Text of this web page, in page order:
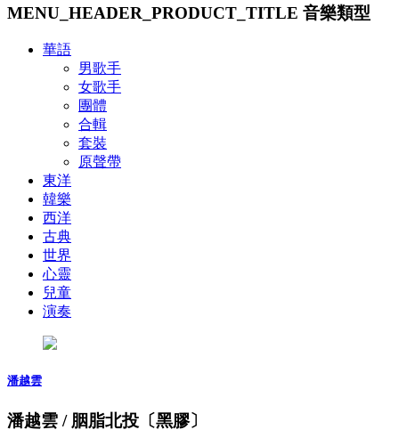
MENU_HEADER_PRODUCT_TITLE 音樂類型
華語
男歌手
女歌手
團體
合輯
套裝
原聲帶
東洋
韓樂
西洋
古典
世界
心靈
兒童
演奏
潘越雲
潘越雲 / 胭脂北投〔黑膠〕